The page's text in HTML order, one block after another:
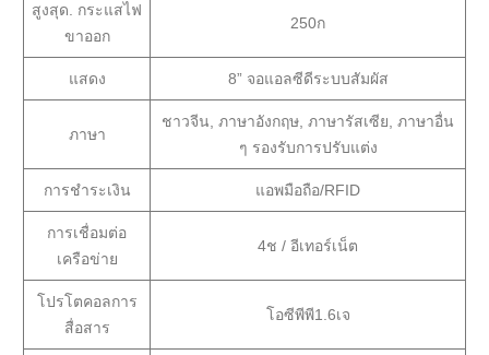
สูงสุด. กระแสไฟ
ขาออก
250ก
แสดง 8” จอแอลซีดีระบบสัมผัส
ภาษา
ชาวจีน, ภาษาอังกฤษ, ภาษารัสเซีย, ภาษาอื่น
ๆ รองรับการปรับแต่ง
การชำระเงิน แอพมือถือ/RFID
การเชื่อมต่อ
เครือข่าย
4ช / อีเทอร์เน็ต
โปรโตคอลการ
สื่อสาร
โอซีพีพี1.6เจ